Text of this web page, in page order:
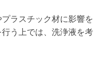
ラスチック材に影響を
う上では、洗浄液を考